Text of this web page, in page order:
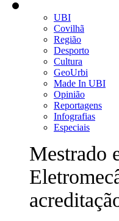
UBI
Covilhã
Região
Desporto
Cultura
GeoUrbi
Made In UBI
Opinião
Reportagens
Infografias
Especiais
Mestrado